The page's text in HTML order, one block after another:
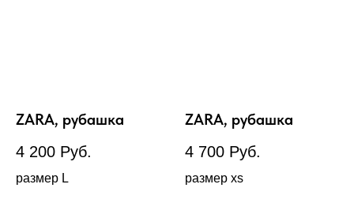
ZARA, рубашка
4 200 Руб.
размер L
ZARA, рубашка
4 700 Руб.
размер xs